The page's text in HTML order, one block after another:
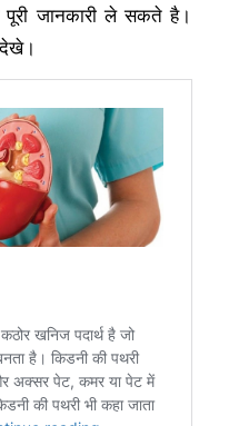
जानकारी ले सकते है।
देखे।